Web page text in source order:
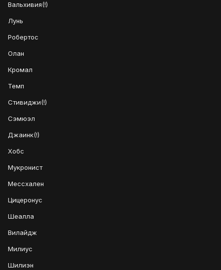
Вальхивия(!)
Лунь
Робертос
Олан
Кромал
Темп
Стивиджи(!)
Сэмюэл
Джаинк(!)
Хобс
Мукронист
Мессхален
Цицеронус
Шеалла
Вилайдж
Милиус
Шилиэн